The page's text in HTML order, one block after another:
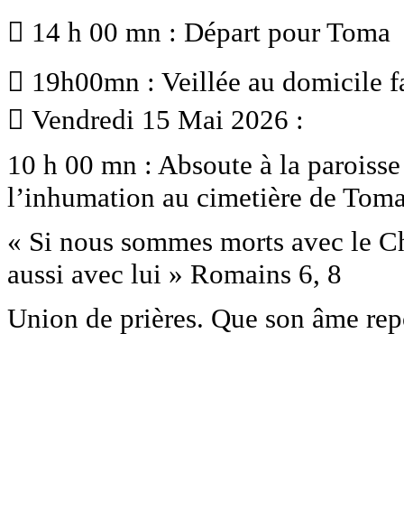
 14 h 00 mn : Départ pour Toma
 19h00mn : Veillée au domicile
 Vendredi 15 Mai 2026 :
10 h 00 mn : Absoute à la
l’inhumation au cimetière de
« Si nous sommes morts avec le
aussi avec lui » Romains 6, 8
Union de prières. Que son âme